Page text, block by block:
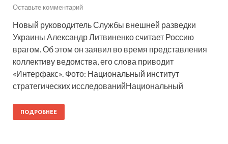
Оставьте комментарий
Новый руководитель Службы внешней разведки
Украины Александр Литвиненко считает Россию
врагом. Об этом он заявил во время представления
коллективу ведомства, его слова приводит
«Интерфакс». Фото: Национальный институт
стратегических исследованийНациональный
ПОДРОБНЕЕ